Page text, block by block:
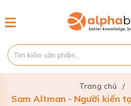
Trang chủ /
Sam Altman - Người kiến